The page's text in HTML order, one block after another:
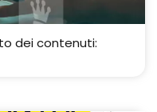
dei contenuti: